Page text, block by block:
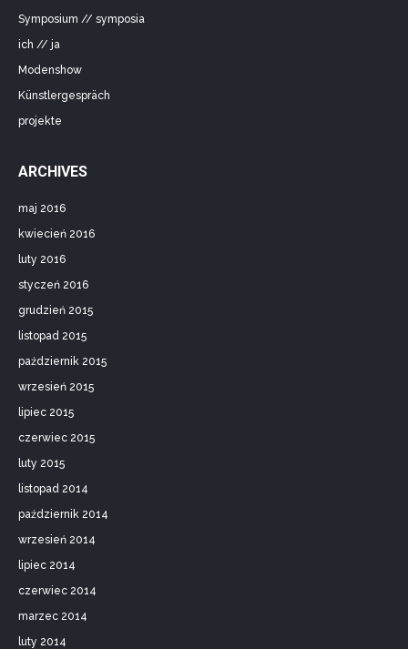
Symposium // symposia
ich // ja
Modenshow
Künstlergespräch
projekte
ARCHIVES
maj 2016
kwiecień 2016
luty 2016
styczeń 2016
grudzień 2015
listopad 2015
październik 2015
wrzesień 2015
lipiec 2015
czerwiec 2015
luty 2015
listopad 2014
październik 2014
wrzesień 2014
lipiec 2014
czerwiec 2014
marzec 2014
luty 2014